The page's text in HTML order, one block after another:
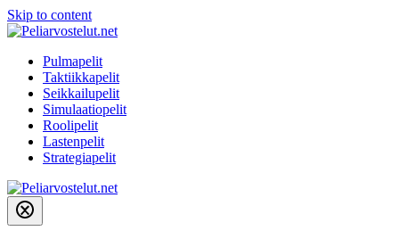
Skip to content
Pulmapelit
Taktiikkapelit
Seikkailupelit
Simulaatiopelit
Roolipelit
Lastenpelit
Strategiapelit